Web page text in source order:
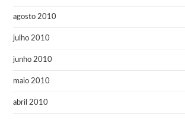
agosto 2010
julho 2010
junho 2010
maio 2010
abril 2010